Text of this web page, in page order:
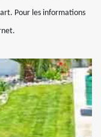
Pour les informations